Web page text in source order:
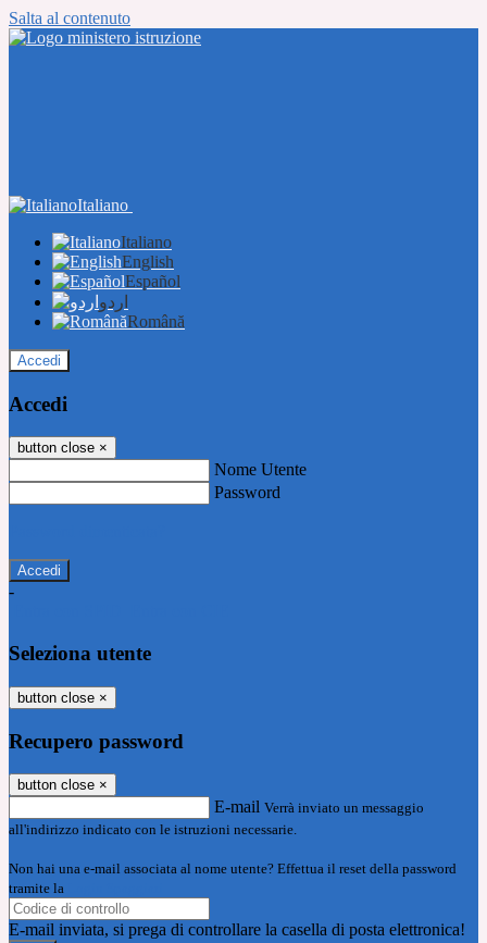
Salta al contenuto
Italiano
Italiano
English
Español
اردو
Română
Accedi
Accedi
button close ×
Nome Utente
Password
-
Seleziona utente
button close ×
Recupero password
button close ×
E-mail Verrà inviato un messaggio
all'indirizzo indicato con le istruzioni necessarie.
Non hai una e-mail associata al nome utente? Effettua il reset della password
tramite la
E-mail inviata, si prega di controllare la casella di posta elettronica!